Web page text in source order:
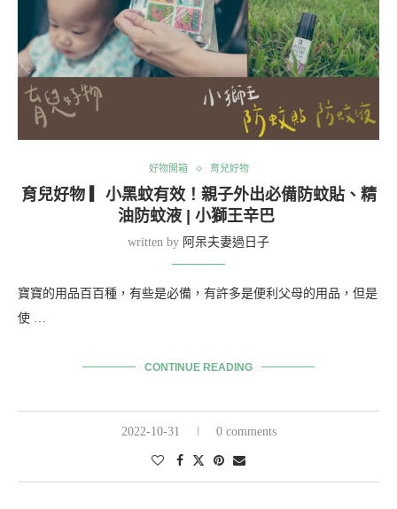
好物開箱 育兒好物
育兒好物 ▎小黑蚊有效！親子外出必備防蚊貼、精
油防蚊液 | 小獅王辛巴
written by 阿呆夫妻過日子
寶寶的用品百百種，有些是必備，有許多是便利父母的用品，但是
使 …
CONTINUE READING
2022-10-31 0 comments